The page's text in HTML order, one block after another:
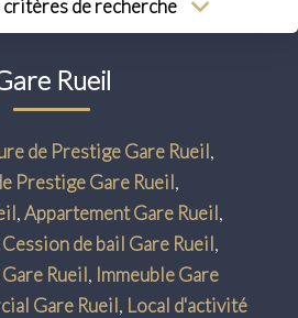
LOUER
SERVICES
Gestion
Syndic
de recherche
Surface min
Plus de critères
Rueil
de Prestige Gare Rueil,
Prestige Gare Rueil,
,Appartement Gare Rueil,
Cession de bail Gare Rueil,
Rueil, Immeuble Gare
Gare Rueil, Local d'activité